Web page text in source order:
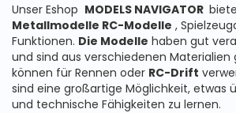
Unser Eshop MODELS NAVIGATOR
Metallmodelle RC-Modelle ,
Funktionen. Die Modelle haben gut
und sind aus verschiedenen Materialien
können für Rennen oder RC-Drift
sind eine großartige Möglichkeit, etwas
und technische Fähigkeiten zu lernen.